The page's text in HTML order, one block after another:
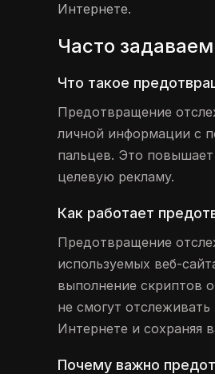
Интернете.
Часто
Что такое
Предотвращение
личной информации с
пальцев. Это
целевую рекламу.
Как работает
Предотвращение
используемых веб-
выполнение скриптов
не смогут
Интернете и сохраняя
Почему важно